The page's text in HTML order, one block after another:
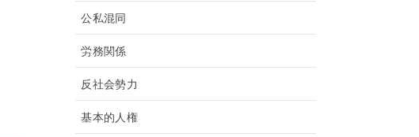
公私混同
労務関係
反社会勢力
基本的人権